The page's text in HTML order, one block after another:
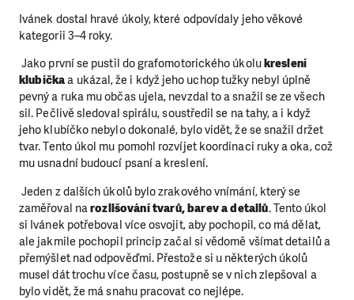
Ivánek dostal hravé úkoly, které odpovídaly jeho věkové
kategorii 3–4 roky.
Jako první se pustil do grafomotorického úkolukreslení
klubíčkaa ukázal, že i když jeho uchop tužky nebyl úplně
pevný a ruka mu občas ujela, nevzdal to a snažil se ze všech
sil. Pečlivě sledoval spirálu, soustředil se na tahy, a i když
jeho klubíčko nebylo dokonalé, bylo vidět, že se snažil držet
tvar. Tento úkol mu pomohl rozvíjet koordinaci ruky a oka, což
mu usnadní budoucí psaní a kreslení.
Jeden z dalších úkolů bylo zrakového vnímání, který se
zaměřoval narozlišování tvarů, barev a detailů. Tento úkol
si Ivánek potřeboval více osvojit, aby pochopil, co má dělat,
ale jakmile pochopil princip začal si vědomě všímat detailů a
přemýšlet nad odpověďmi. Přestože si u některých úkolů
musel dát trochu více času, postupně se v nich zlepšoval a
bylo vidět, že má snahu pracovat co nejlépe.